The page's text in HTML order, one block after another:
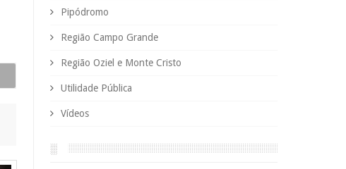
Pipódromo
Região Campo Grande
Região Oziel e Monte Cristo
Utilidade Pública
Vídeos
░